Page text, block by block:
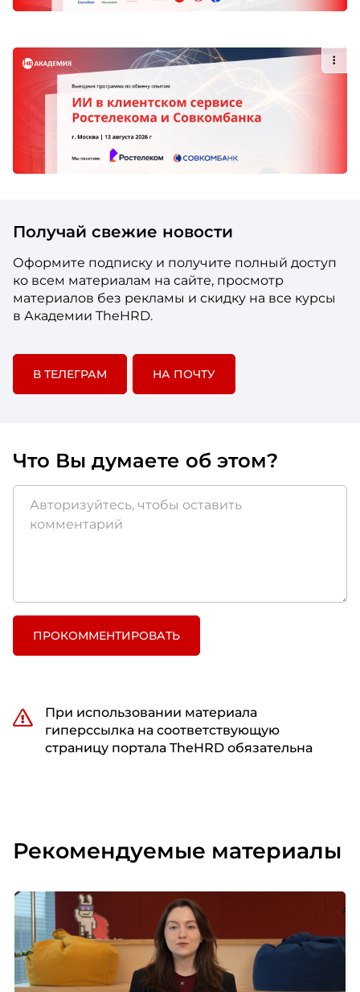
Получай свежие новости
Оформите подписку и получите полный доступ
ко всем материалам на сайте, просмотр
материалов без рекламы и скидку на все курсы
в Академии TheHRD.
В ТЕЛЕГРАМ НА ПОЧТУ
Что Вы думаете об этом?
ПРОКОММЕНТИРОВАТЬ
При использовании материала
гиперссылка на соответствующую
страницу портала TheHRD обязательна
Рекомендуемые материалы